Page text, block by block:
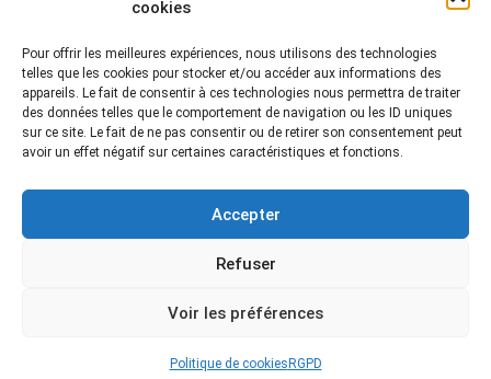
cookies
Pour offrir les meilleures expériences, nous utilisons des technologies
telles que les cookies pour stocker et/ou accéder aux informations des
appareils. Le fait de consentir à ces technologies nous permettra de traiter
des données telles que le comportement de navigation ou les ID uniques
sur ce site. Le fait de ne pas consentir ou de retirer son consentement peut
avoir un effet négatif sur certaines caractéristiques et fonctions.
Accepter
Refuser
Voir les préférences
Politique de cookies RGPD
Pays de la Loire
L’Office français de la biodiversité (OFB)
www.ofb.gouv.fr
Préfecture de la Vendée
www.vendee.gouv.fr
Fédération Départementale des Chasseurs de la Vendée
WordPress themes
MENU FOOTER 2